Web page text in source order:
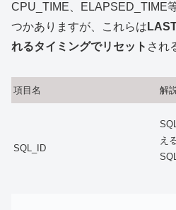
CPU_TIME、ELAPSED_TIME
つかありますが、これらは
れるタイミングでリセット され
項目名 解
SQL_ID
え